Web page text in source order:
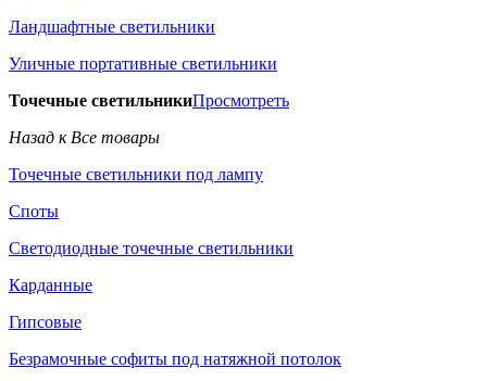
Ландшафтные светильники
Уличные портативные светильники
Точечные светильникиПросмотреть
Назад к Все товары
Точечные светильники под лампу
Споты
Светодиодные точечные светильники
Карданные
Гипсовые
Безрамочные софиты под натяжной потолок